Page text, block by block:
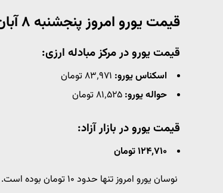
قیمت یورو امروز پنجشنبه ۸ آبان ۱۴۰۴
قیمت یورو در مرکز مبادله ارزی:
اسکناس یورو:
حواله یورو:
قیمت یورو در بازار آزاد:
۱۲۴٬۷۱۰ تومان
نوسان یورو امروز تنها حدود ۱۰ تومان بوده است.